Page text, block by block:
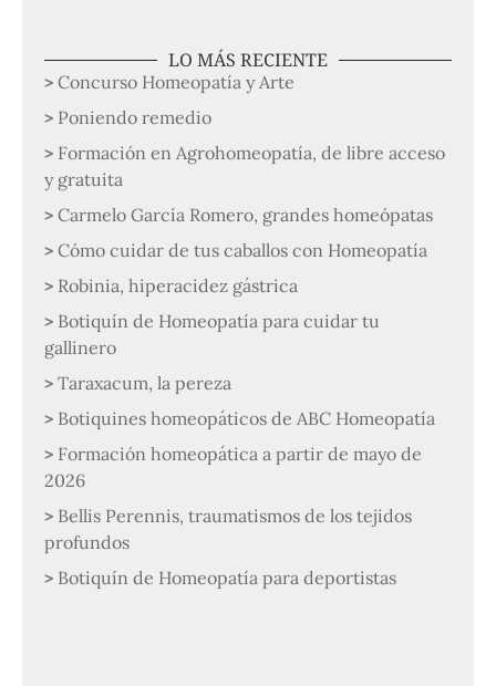
LO MÁS RECIENTE
Concurso Homeopatía y Arte
Poniendo remedio
Formación en Agrohomeopatía, de libre acceso
y gratuita
Carmelo García Romero, grandes homeópatas
Cómo cuidar de tus caballos con Homeopatía
Robinia, hiperacidez gástrica
Botiquín de Homeopatía para cuidar tu
gallinero
Taraxacum, la pereza
Botiquines homeopáticos de ABC Homeopatía
Formación homeopática a partir de mayo de
2026
Bellis Perennis, traumatismos de los tejidos
profundos
Botiquín de Homeopatía para deportistas